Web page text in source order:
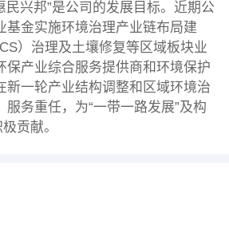
民兴邦”是公司的发展目标。近期公
基金实施环境治理产业链布局建
）治理及土壤修复等区域板块业
保产业综合服务提供商和环境保护
新一轮产业结构调整和区域环境治
务重任，为“一带一路发展”及构
贡献。